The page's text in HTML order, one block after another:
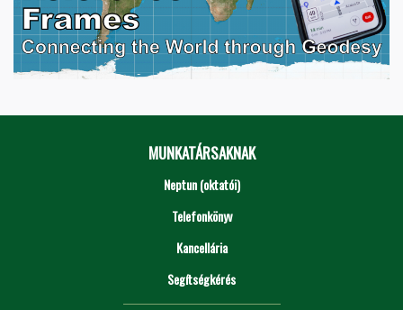
MUNKATÁRSAKNAK
Neptun (oktatói)
Telefonkönyv
Kancellária
Segítségkérés